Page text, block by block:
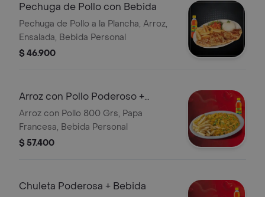
Pechuga de Pollo con Bebida
Pechuga de Pollo a la Plancha, Arroz,
Ensalada, Bebida Personal
$ 46.900
Arroz con Pollo Poderoso +
Bebida
Arroz con Pollo 800 Grs, Papa
Francesa, Bebida Personal
$ 57.400
Chuleta Poderosa + Bebida